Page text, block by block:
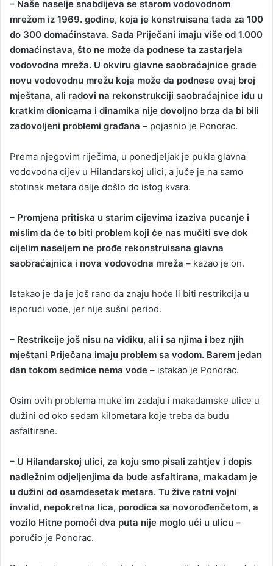
– Naše naselje snabdijeva se starom vodovodnom
mrežom iz 1969. godine, koja je konstruisana tada za 100
do 300 domaćinstava. Sada Priječani imaju više od 1.000
domaćinstava, što ne može da podnese ta zastarjela
vodovodna mreža. U okviru glavne saobraćajnice grade
novu vodovodnu mrežu koja može da podnese ovaj broj
mještana, ali radovi na rekonstrukciji saobraćajnice idu u
kratkim dionicama i dinamika nije dovoljno brza da bi bili
zadovoljeni problemi građana – pojasnio je Ponorac.
Prema njegovim riječima, u ponedjeljak je pukla glavna
vodovodna cijev u Hilandarskoj ulici, a juče je na samo
stotinak metara dalje došlo do istog kvara.
– Promjena pritiska u starim cijevima izaziva pucanje i
mislim da će to biti problem koji će nas mučiti sve dok
cijelim naseljem ne prođe rekonstruisana glavna
saobraćajnica i nova vodovodna mreža – kazao je on.
Istakao je da je još rano da znaju hoće li biti restrikcija u
isporuci vode, jer nije sušni period.
– Restrikcije još nisu na vidiku, ali i sa njima i bez njih
mještani Priječana imaju problem sa vodom. Barem jedan
dan tokom sedmice nema vode – istakao je Ponorac.
Osim ovih problema muke im zadaju i makadamske ulice u
dužini od oko sedam kilometara koje treba da budu
asfaltirane.
– U Hilandarskoj ulici, za koju smo pisali zahtjev i dopis
nadležnim odjeljenjima da bude asfaltirana, makadam je
u dužini od osamdesetak metara. Tu žive ratni vojni
invalid, nepokretna lica, porodica sa novorođenčetom, a
vozilo Hitne pomoći dva puta nije moglo ući u ulicu –
poručio je Ponorac.